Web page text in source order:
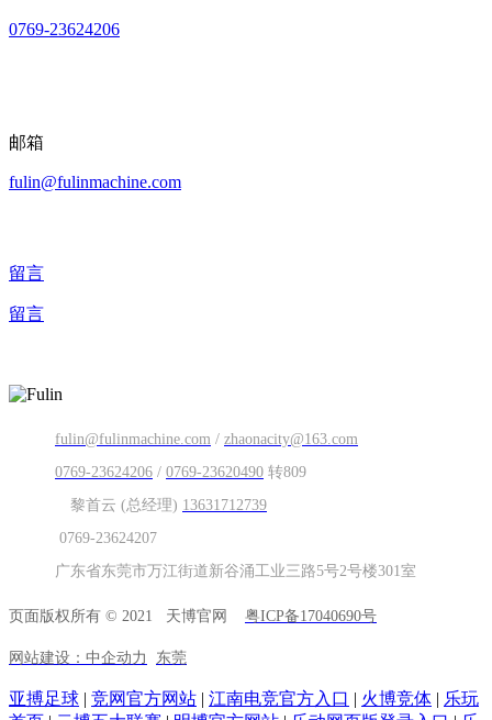
0769-23624206
邮箱
fulin@fulinmachine.com
留言
留言
fulin@fulinmachine.com / zhaonacity@163.com
0769-23624206 / 0769-23620490 转809
黎首云 (总经理) 13631712739
0769-23624207
广东省东莞市万江街道新谷涌工业三路5号2号楼301室
页面版权所有 © 2021 天博官网 粤ICP备17040690号
网站建设：中企动力 东莞
亚搏足球 | 竞网官方网站 | 江南电竞官方入口 | 火博竞体 | 乐玩